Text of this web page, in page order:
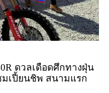
ดวลเดือดศึกทางฝุ่น
เปี้ยนชิพ สนามแรก